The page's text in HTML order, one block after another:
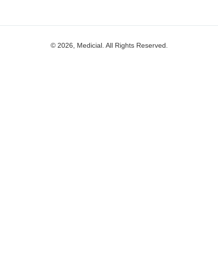
© 2026, Medicial. All Rights Reserved.